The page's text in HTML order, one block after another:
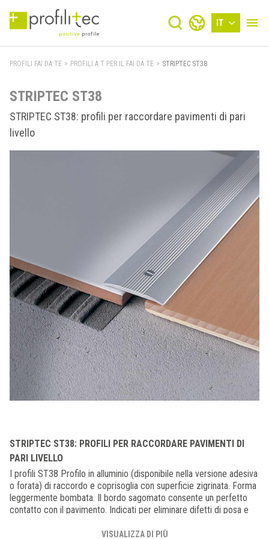
IT
PROFILI FAI DA TE > PROFILI A T PER IL FAI DA TE > STRIPTEC ST38
STRIPTEC ST38
STRIPTEC ST38: profili per raccordare pavimenti di pari
livello
STRIPTEC ST38: PROFILI PER RACCORDARE PAVIMENTI DI
PARI LIVELLO
I profili ST38 Profilo in alluminio (disponibile nella versione adesiva
o forata) di raccordo e coprisoglia con superficie zigrinata. Forma
leggermente bombata. Il bordo sagomato consente un perfetto
contatto con il pavimento. Indicati per eliminare difetti di posa e
VISUALIZZA DI PIÙ